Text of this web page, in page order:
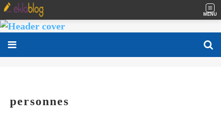
MENU
personnes